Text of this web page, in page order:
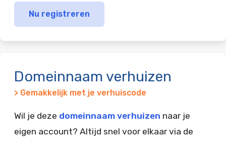
Nu registreren
Domeinnaam verhuizen
> Gemakkelijk met je verhuiscode
Wil je deze domeinnaam verhuizen naar je
eigen account? Altijd snel voor elkaar via de